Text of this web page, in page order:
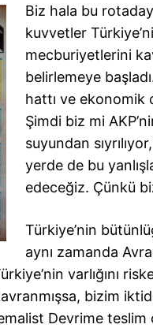
Biz hala bu
kuvvetler
mecburiyetlerini
belirlemeye
hattı ve ekonomik
Şimdi biz mi
suyundan
yerde de bu
edeceğiz. Çünkü
Türkiye’nin
aynı zamanda
varlığını
bizim
Devrime teslim